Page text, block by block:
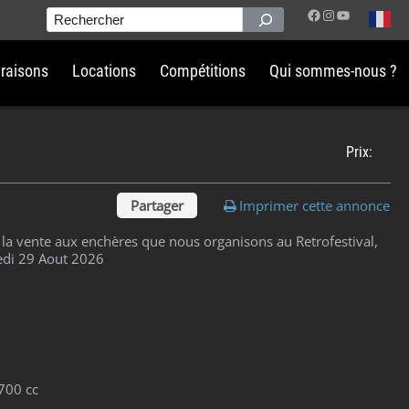
Facebook
Instagram
YouTube
Rechercher
Locations Compétitions Qui sommes-nous ?
Prix:
Partager
Imprimer cette annonce
vente aux enchères que nous organisons au Retrofestival,
29 Aout 2026
cc